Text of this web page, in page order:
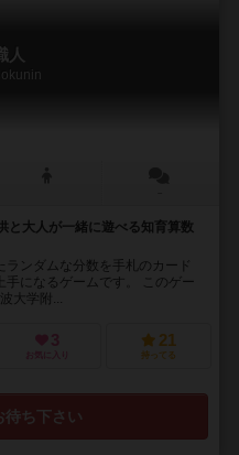
人
と大人が一緒に遊べる知育算数
ランダムな分数を手札のカード
になるゲームです。 このゲー
大学附...
3
お気に入り
21
持ってる
待ち下さい